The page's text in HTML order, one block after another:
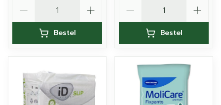
Bestel Bestel